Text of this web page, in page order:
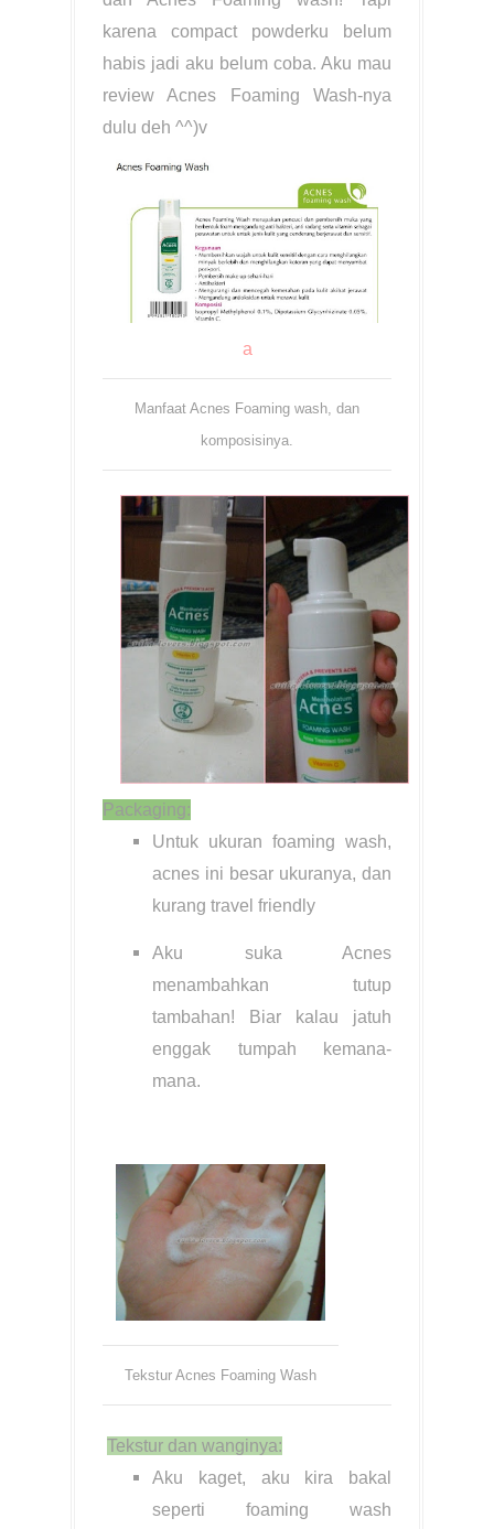
karena compact powderku belum
habis jadi aku belum coba. Aku mau
review Acnes Foaming Wash-nya
dulu deh ^^)v
a
Manfaat Acnes Foaming wash, dan
komposisinya.
Packaging:
Untuk ukuran foaming wash,
acnes ini besar ukuranya, dan
kurang travel friendly
Aku suka Acnes
menambahkan tutup
tambahan! Biar kalau jatuh
enggak tumpah kemana-
mana.
Tekstur Acnes Foaming Wash
Tekstur dan wanginya:
Aku kaget, aku kira bakal
seperti foaming wash